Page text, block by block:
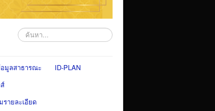
ค้นหา...
มูลสาธารณะ
ID-PLAN
รายละเอียด